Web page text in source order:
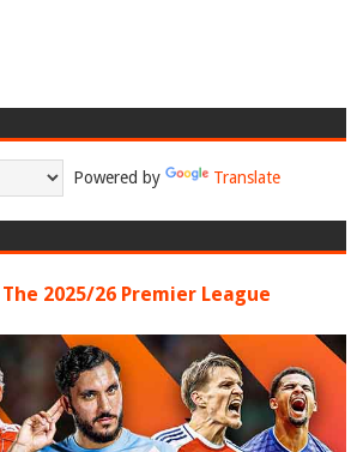
Powered by Translate
2025/26 Premier League